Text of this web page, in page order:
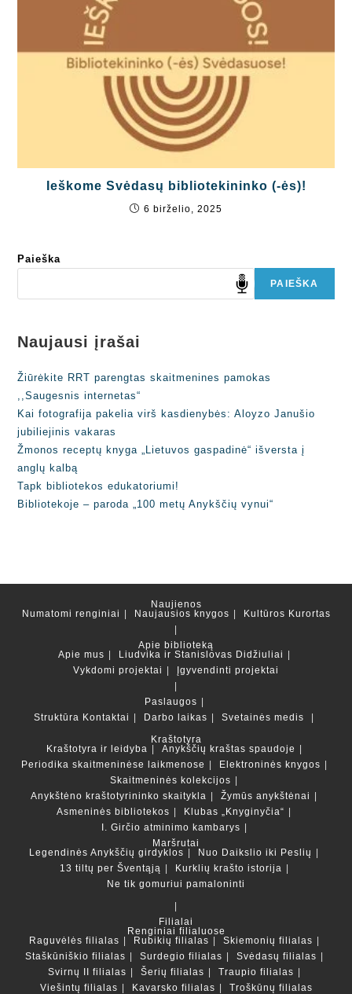
Ieškome Svėdasų bibliotekininko (-ės)!
6 birželio, 2025
Paieška
PAIEŠKA
Naujausi įrašai
Žiūrėkite RRT parengtas skaitmenines pamokas
,,Saugesnis internetas“
Kai fotografija pakelia virš kasdienybės: Aloyzo Janušio
jubiliejinis vakaras
Žmonos receptų knyga „Lietuvos gaspadinė“ išversta į
anglų kalbą
Tapk bibliotekos edukatoriumi!
Bibliotekoje – paroda „100 metų Anykščių vynui“
Naujienos
Numatomi renginiai
Naujausios knygos Kultūros Kurortas
Apie biblioteką
Apie mus
Liudvika ir Stanislovas Didžiuliai
Vykdomi projektai
Įgyvendinti projektai
Paslaugos
Struktūra Kontaktai Darbo laikas
Svetainės medis
Kraštotyra
Kraštotyra ir leidyba
Anykščių kraštas spaudoje
Periodika skaitmeninėse laikmenose
Elektroninės knygos
Skaitmeninės kolekcijos
Anykštėno kraštotyrininko skaitykla
Žymūs anykštėnai
Asmeninės bibliotekos
Klubas „Knyginyčia“
I. Girčio atminimo kambarys
Maršrutai
Legendinės Anykščių girdyklos
Nuo Daikslio iki Peslių
13 tiltų per Šventąją
Kurklių krašto istorija
Ne tik gomuriui pamaloninti
Filialai
Renginiai filialuose
Raguvėlės filialas
Rubikių filialas
Skiemonių filialas
Staškūniškio filialas
Surdegio filialas
Svėdasų filialas
Svirnų II filialas
Šerių filialas
Traupio filialas
Viešintų filialas
Kavarsko filialas Troškūnų filialas